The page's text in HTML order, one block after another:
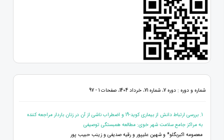
شماره و دوره : دوره 7، شماره 71، خرداد 1404، صفحات 1 - 97
1. بررسی ارتباط دانش از بیماری کوید-19 و اضطراب ناشی از آن در زنان باردار مراجعه کننده
به مراکز جامع سلامت شهر خوی: مطالعه همبستگی توصیفی
معصومه اکبربگلو* و شهین علیپور و رقیه صدیفی و زینب حبیب پور